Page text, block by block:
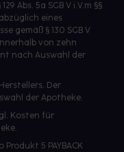
Abs. 5a SGB V i.V.m §§
eines
gemäß § 130 SGB V
von zehn
nach Auswahl der
Der
der Apotheke.
Kosten für
5 PAYBACK